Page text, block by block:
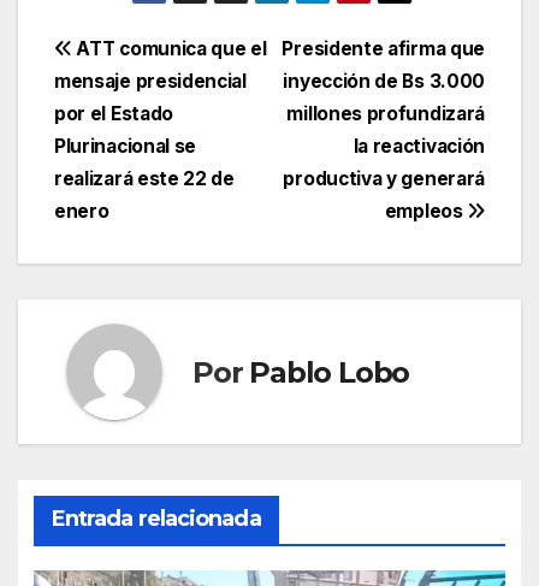
Navegación
de
entradas
Presidente afirma que
inyección de Bs 3.000
millones profundizará
la reactivación
productiva y generará
empleos
ATT comunica que el
mensaje presidencial
por el Estado
Plurinacional se
realizará este 22 de
enero
Por Pablo Lobo
Entrada relacionada